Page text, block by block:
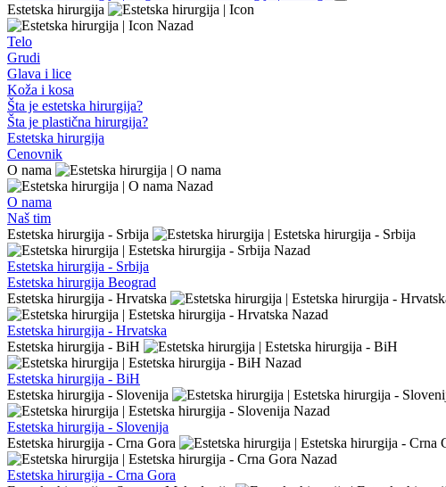
Estetska hirurgija
Nazad
Telo
Grudi
Glava i lice
Koža i kosa
Šta je estetska hirurgija?
Šta je plastična hirurgija?
Estetska hirurgija
Cenovnik
O nama
Nazad
O nama
Naš tim
Estetska hirurgija - Srbija
Nazad
Estetska hirurgija - Srbija
Estetska hirurgija Beograd
Estetska hirurgija - Hrvatska
Nazad
Estetska hirurgija - Hrvatska
Estetska hirurgija - BiH
Nazad
Estetska hirurgija - BiH
Estetska hirurgija - Slovenija
Nazad
Estetska hirurgija - Slovenija
Estetska hirurgija - Crna Gora
Nazad
Estetska hirurgija - Crna Gora